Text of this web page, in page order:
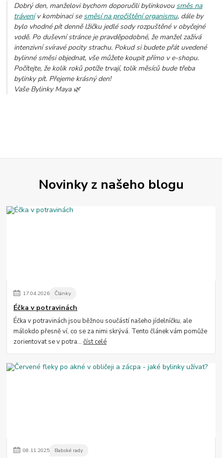
Dobrý den, manželovi bychom doporučili bylinkovou směs na
trávenív kombinaci se směsí na pročištění organismu, dále by
bylo vhodné pít denně lžičku jedlé sody rozpuštěné v obyčejné
vodě. Po duševní stránce je pravděpodobné, že manžel zažívá
intenzivní svíravé pocity strachu. Pokud si budete přát uvedené
bylinné směsi objednat, vše můžete koupit přímo v e-shopu.
Počítejte, že kolik roků potíže trvají, tolik měsíců bude třeba
bylinky pít. Přejeme krásný den!
Vaše Bylinky Maya 🌿
Novinky z našeho blogu
17.04.2026 Články
Éčka v potravinách
Éčka v potravinách jsou běžnou součástí našeho jídelníčku, ale
málokdo přesně ví, co se za nimi skrývá. Tento článek vám pomůže
zorientovat se v potra...číst celé
08.11.2025 Babské rady